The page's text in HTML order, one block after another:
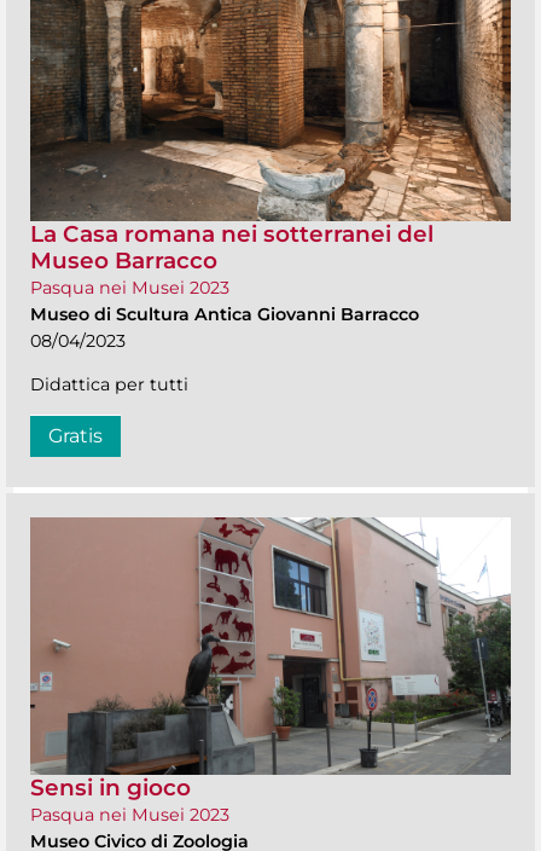
La Casa romana nei sotterranei del
Museo Barracco
Pasqua nei Musei 2023
Museo di Scultura Antica Giovanni Barracco
08/04/2023
Didattica per tutti
Gratis
Sensi in gioco
Pasqua nei Musei 2023
Museo Civico di Zoologia